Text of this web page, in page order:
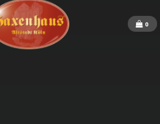
0